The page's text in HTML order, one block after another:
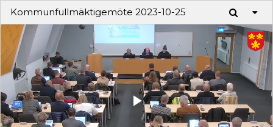
Kommunfullmäktigemöte 2023-10-25
Play